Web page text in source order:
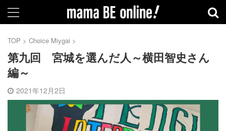
TOP > Choice Miygai >
第九回 宮城を選んだ人～横田智史さん
編～
2021年12月2日